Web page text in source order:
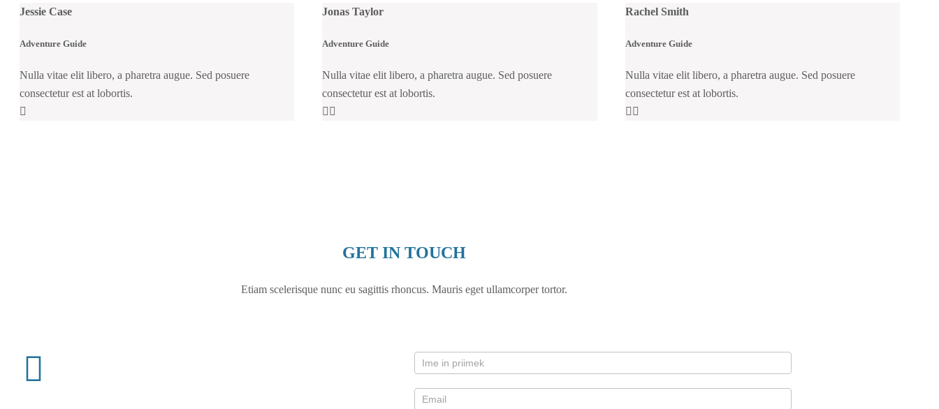
Jessie Case
Adventure Guide
Nulla vitae elit libero, a pharetra augue. Sed posuere
consectetur est at lobortis.
Jonas Taylor
Adventure Guide
Nulla vitae elit libero, a pharetra augue. Sed posuere
consectetur est at lobortis.
Rachel Smith
Adventure Guide
Nulla vitae elit libero, a pharetra augue. Sed posuere
consectetur est at lobortis.
GET IN TOUCH
Etiam scelerisque nunc eu sagittis rhoncus. Mauris eget ullamcorper tortor.